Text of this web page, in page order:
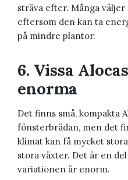
sträva efter. Många
eftersom den kan ta
på mindre plantor.
6. Vissa
enorma
Det finns små, kompakta
fönsterbrädan, men det
klimat kan få mycket
stora växter. Det är en
variationen är enorm.